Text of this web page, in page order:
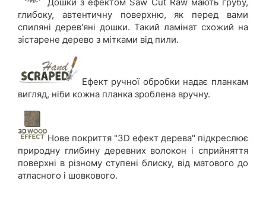
Дошки з ефектом Saw Cut Raw мають грубу,
глибоку, автентичну поверхню, як перед вами
спиляні дерев'яні дошки. Такий ламінат схожий на
зістарене дерево з мітками від пили.
Ефект ручної обробки надає планкам
вигляд, ніби кожна планка зроблена вручну.
Нове покриття "3D ефект дерева" підкреслює
природну глибину деревних волокон і сприйняття
поверхні в різному ступені блиску, від матового до
атласного і шовкового.